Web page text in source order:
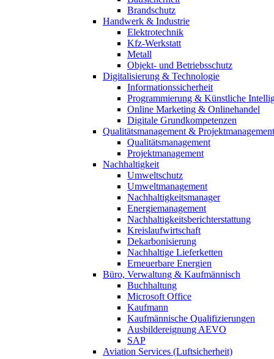
Brandschutz
Handwerk & Industrie
Elektrotechnik
Kfz-Werkstatt
Metall
Objekt- und Betriebsschutz
Digitalisierung & Technologie
Informationssicherheit
Programmierung & Künstliche
Online Marketing & Onlinehandel
Digitale Grundkompetenzen
Qualitätsmanagement & Projektmanagement
Qualitätsmanagement
Projektmanagement
Nachhaltigkeit
Umweltschutz
Umweltmanagement
Nachhaltigkeitsmanager
Energiemanagement
Nachhaltigkeitsberichterstattung
Kreislaufwirtschaft
Dekarbonisierung
Nachhaltige Lieferketten
Erneuerbare Energien
Büro, Verwaltung & Kaufmännisch
Buchhaltung
Microsoft Office
Kaufmann
Kaufmännische Qualifizierungen
Ausbildereignung AEVO
SAP
Aviation Services (Luftsicherheit)